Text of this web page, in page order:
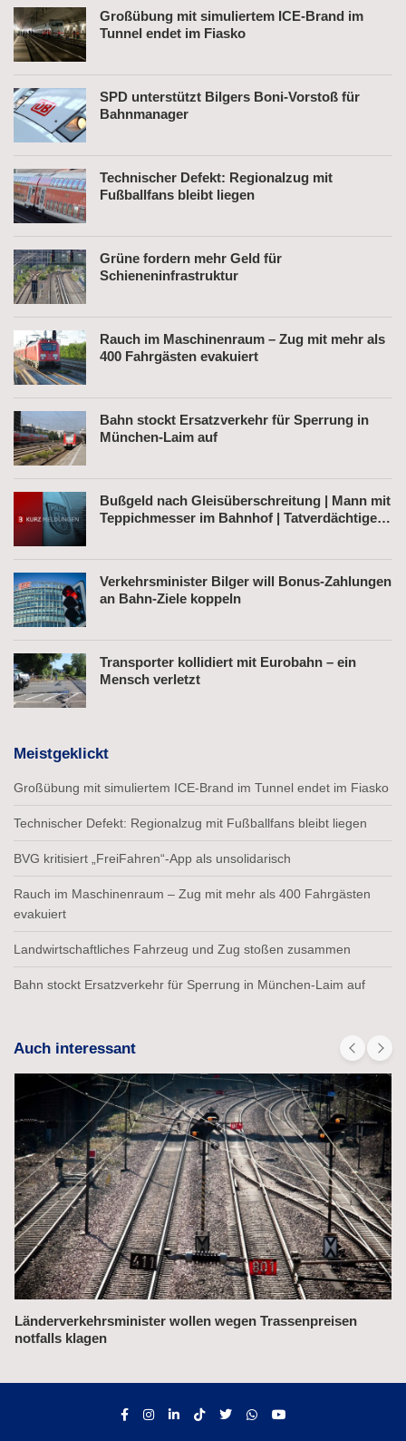
Großübung mit simuliertem ICE-Brand im
Tunnel endet im Fiasko
SPD unterstützt Bilgers Boni-Vorstoß für
Bahnmanager
Technischer Defekt: Regionalzug mit
Fußballfans bleibt liegen
Grüne fordern mehr Geld für
Schieneninfrastruktur
Rauch im Maschinenraum – Zug mit mehr als
400 Fahrgästen evakuiert
Bahn stockt Ersatzverkehr für Sperrung in
München-Laim auf
Bußgeld nach Gleisüberschreitung | Mann mit
Teppichmesser im Bahnhof | Tatverdächtiger
Verkehrsminister Bilger will Bonus-Zahlungen
an Bahn-Ziele koppeln
Transporter kollidiert mit Eurobahn – ein
Mensch verletzt
Meistgeklickt
Großübung mit simuliertem ICE-Brand im Tunnel endet im Fiasko
Technischer Defekt: Regionalzug mit Fußballfans bleibt liegen
BVG kritisiert „FreiFahren“-App als unsolidarisch
Rauch im Maschinenraum – Zug mit mehr als 400 Fahrgästen
evakuiert
Landwirtschaftliches Fahrzeug und Zug stoßen zusammen
Bahn stockt Ersatzverkehr für Sperrung in München-Laim auf
Auch interessant
SBB will neues digitales Bahnleitsystem einführen